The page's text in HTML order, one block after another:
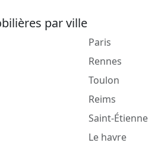
par ville
Paris
Rennes
Toulon
Reims
Saint-Étienne
Le havre